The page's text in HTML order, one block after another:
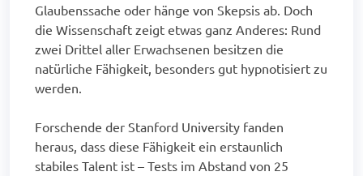
Glaubenssache oder hänge von Skepsis ab. Doch
die Wissenschaft zeigt etwas ganz Anderes: Rund
zwei Drittel aller Erwachsenen besitzen die
natürliche Fähigkeit, besonders gut hypnotisiert zu
werden.
Forschende der Stanford University fanden
heraus, dass diese Fähigkeit ein erstaunlich
stabiles Talent ist – Tests im Abstand von 25